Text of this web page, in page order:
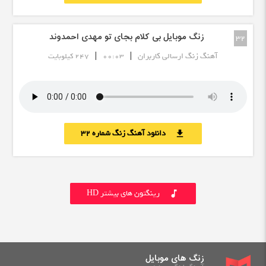
32 زنگ موبایل بی کلام بجای تو مهدی احمدوند
آهنگ زنگ ارسالی کاربران |
00:03
| 247 کیلوبایت
download دانلود آهنگ زنگ شماره 32
music_note رینگتون های بیشتر HD
زنگ های موبایل